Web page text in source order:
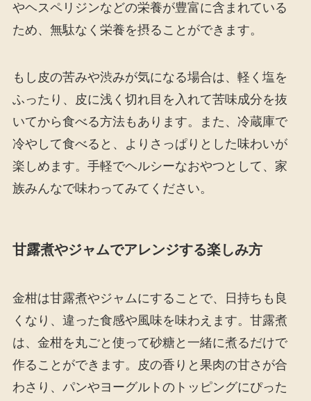
やヘスペリジンなどの栄養が豊富に含まれている
ため、無駄なく栄養を摂ることができます。
もし皮の苦みや渋みが気になる場合は、軽く塩を
ふったり、皮に浅く切れ目を入れて苦味成分を抜
いてから食べる方法もあります。また、冷蔵庫で
冷やして食べると、よりさっぱりとした味わいが
楽しめます。手軽でヘルシーなおやつとして、家
族みんなで味わってみてください。
甘露煮やジャムでアレンジする楽しみ方
金柑は甘露煮やジャムにすることで、日持ちも良
くなり、違った食感や風味を味わえます。甘露煮
は、金柑を丸ごと使って砂糖と一緒に煮るだけで
作ることができます。皮の香りと果肉の甘さが合
わさり、パンやヨーグルトのトッピングにぴった